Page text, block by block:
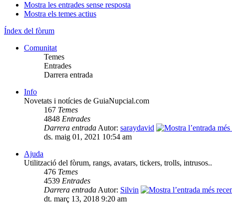
Mostra les entrades sense resposta
Mostra els temes actius
Índex del fòrum
Comunitat
Temes
Entrades
Darrera entrada
Info
Novetats i notícies de GuiaNupcial.com
167 Temes
4848 Entrades
Darrera entrada Autor: saraydavid
ds. maig 01, 2021 10:54 am
Ajuda
Utilització del fòrum, rangs, avatars, tickers, trolls, intrusos..
476 Temes
4539 Entrades
Darrera entrada Autor: Silvin
dt. març 13, 2018 9:20 am